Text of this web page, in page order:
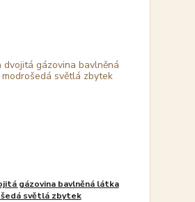
gázovina bavlněná látka
světlá zbytek